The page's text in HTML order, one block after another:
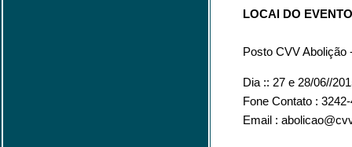
LOCAl DO EVENTO
Posto CVV Abolição
Dia :: 27 e 28/06//
Fone Contato :
Email :